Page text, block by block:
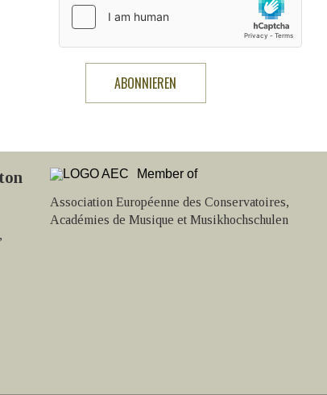
Member of
Association Européenne des Conservatoires,
Académies de Musique et Musikhochschulen